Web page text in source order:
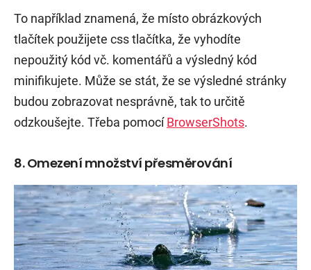
To například znamená, že místo obrázkových
tlačítek použijete css tlačítka, že vyhodíte
nepoužitý kód vč. komentářů a výsledný kód
minifikujete. Může se stát, že se výsledné stránky
budou zobrazovat nesprávně, tak to určitě
odzkoušejte. Třeba pomocíBrowserShots.
8. Omezení množství přesměrování